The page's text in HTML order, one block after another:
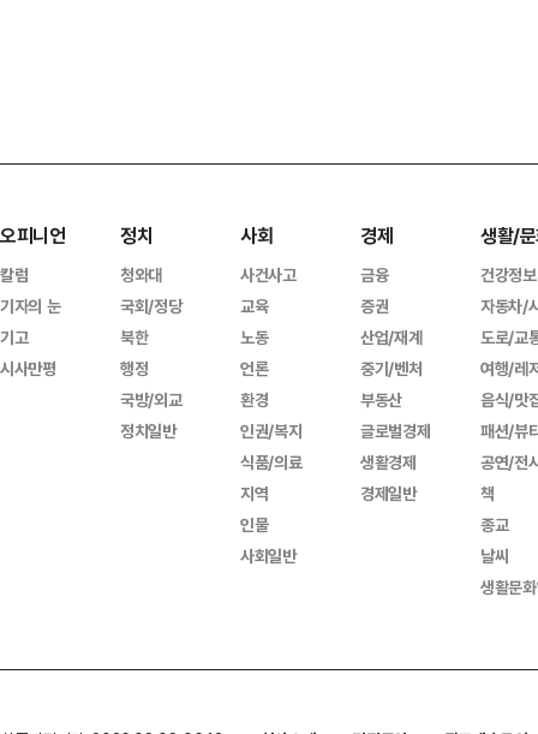
오피니언
칼럼
기자의 눈
기고
시사만평
정치
청와대
국회/정당
북한
행정
국방/외교
정치일반
사회
사건사고
교육
노동
언론
환경
인권/복지
식품/의료
지역
인물
사회일반
경제
금융
증권
산업/재계
중기/벤처
부동산
글로벌경제
생활경제
경제일반
생활/
건강정보
자동차/
도로/교
여행/레
음식/맛
패션/뷰
공연/전
책
종교
날씨
생활문